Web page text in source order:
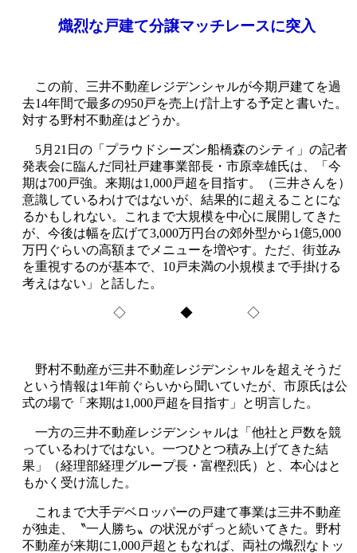
熾烈な戸建て分譲マッチレースに突入
この前、三井不動産レジデンシャルが今期戸建てを過
去14年間で最多の950戸を売上げ計上する予定と書いた。
対する野村不動産はどうか。
5月21日の「プラウドシーズン船橋森のシティ」の記者
発表会に臨んだ同社戸建事業部長・市原幸雄氏は、「今
期は700戸強。来期は1,000戸超を目指す。（三井さんを）
意識しているわけではないが、結果的に超えることにな
るかもしれない。これまで大規模を中心に展開してきた
が、今後は幅を広げて3,000万円台の郊外型から1億5,000
万円ぐらいの高額までメニューを増やす。ただ、街並み
を重視するのが基本で、10戸未満の小規模まで手掛ける
考えはない」と話した。
◇ ◆ ◇
野村不動産が三井不動産レジデンシャルを超えそうだ
という情報は1年前ぐらいから聞いていたが、市原氏は公
式の場で「来期は1,000戸超を目指す」と明言した。
一方の三井不動産レジデンシャルは「他社と戸数を競
っているわけではない。一つひとつ積み上げてきた結
果」（経理部経理グループ長・富樫烈氏）と、本心はと
もかく受け流した。
これまで大手デベロッパーの戸建て事業は三井不動産
が独走、〝一人勝ち〟の状況がずっと続いてきた。野村
不動産が来期に1,000戸超ともなれば、両社の熾烈なトッ